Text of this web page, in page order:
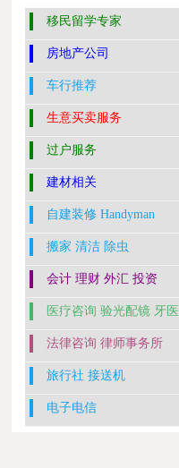
移民留学专家
房地产公司
车行推荐
生意买卖服务
过户服务
建材相关
自建装修 Handyman
搬家 清洁 除虫
会计 理财 外汇 投资
医疗咨询 验光配镜 牙医
法律咨询 律师事务所
旅行社 接送机
电子电信